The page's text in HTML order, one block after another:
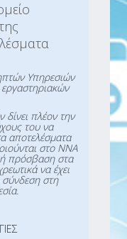
Υπηρεσιών
πλέον την
του να
αποτελέσματα
στο ΝΝΑ
πρόσβαση στα
να έχει
στη